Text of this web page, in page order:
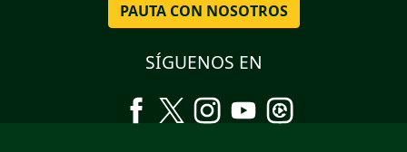
PAUTA CON NOSOTROS
SÍGUENOS EN